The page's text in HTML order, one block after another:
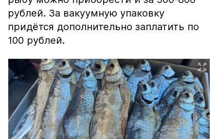
рублей. За вакуумную упаковку
придётся дополнительно заплатить по
100 рублей.